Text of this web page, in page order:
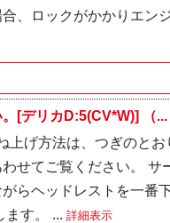
、ロックがかかりエン
[デリカD:5(CV*W)] （...
上げ方法は、つぎのとお
せてご覧ください。 サ
らヘッドレストを一番
ます。 ... 詳細表示